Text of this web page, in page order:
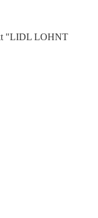
"LIDL LOHNT